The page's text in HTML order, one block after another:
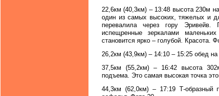
22,6км (40,3км) – 13:48 высота 230м
один из самых высоких, тяжелых и
перевалила через гору
испещренные зеркалами
становится ярко – голубой. Красота.
26,2км (43,9км) – 14:10 – 15:25 обед
37,5км (55,2км) – 16:42 высота
подъема. Это самая высокая точка
44,3км (62,0км) – 17:19 Т-образный